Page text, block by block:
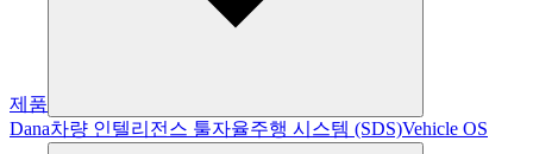
제품
Dana차량 인텔리전스 툴자율주행 시스템 (SDS)Vehicle OS